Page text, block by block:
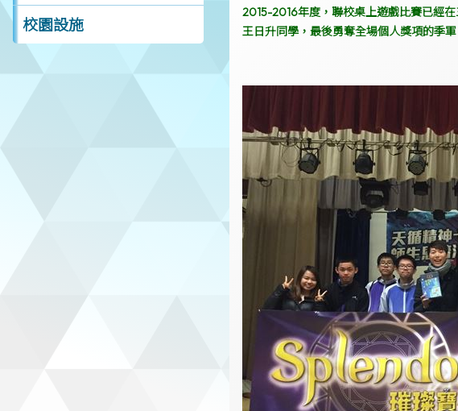
校園設施
2015-2016年度，聯校桌上遊戲比賽已經
王日升同學，最後勇奪全場個人獎項的季軍